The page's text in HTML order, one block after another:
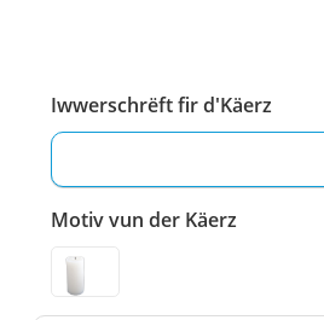
Iwwerschrëft fir d'Käerz
Motiv vun der Käerz